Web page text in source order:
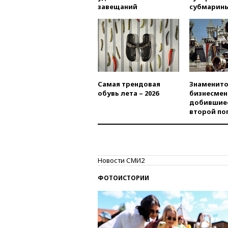
завещаний
Самая трендовая
обувь лета – 2026
второй
Новости СМИ2
ФОТОИСТОРИИ